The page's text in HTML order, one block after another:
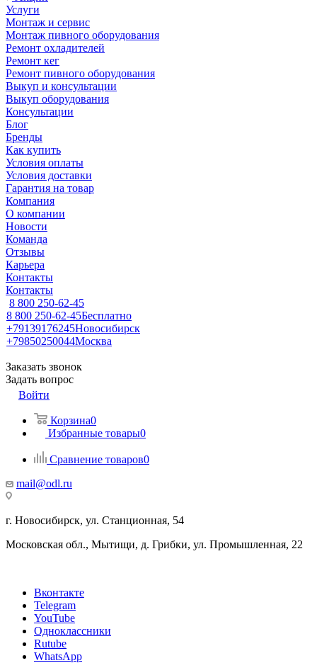
Услуги
Монтаж и сервис
Монтаж пивного оборудования
Ремонт охладителей
Ремонт кег
Ремонт пивного оборудования
Выкуп и консультации
Выкуп оборудования
Консультации
Блог
Бренды
Как купить
Условия оплаты
Условия доставки
Гарантия на товар
Компания
О компании
Новости
Команда
Отзывы
Карьера
Контакты
Контакты
8 800 250-62-45
8 800 250-62-45Бесплатно
+79139176245Новосибирск
+79850250044Москва
Заказать звонок
Задать вопрос
Войти
Корзина0
Избранные товары0
Сравнение товаров0
mail@odl.ru
г. Новосибирск, ул. Станционная, 54
Московская обл., Мытищи, д. Грибки, ул. Промышленная, 22
Вконтакте
Telegram
YouTube
Одноклассники
Rutube
WhatsApp